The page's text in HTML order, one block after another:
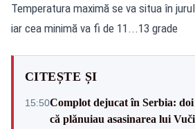
Temperatura maximă se va situa în
iar cea minimă va fi de 11...13 grade
CITEȘTE ȘI
15:50Complot dejucat în Serbia:
că plănuiau asasinarea lui